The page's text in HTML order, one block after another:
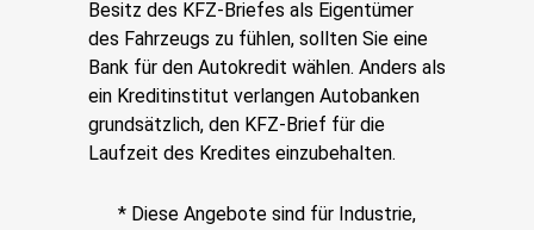
Besitz des KFZ-Briefes als Eigentümer
des Fahrzeugs zu fühlen, sollten Sie eine
Bank für den Autokredit wählen. Anders als
ein Kreditinstitut verlangen Autobanken
grundsätzlich, den KFZ-Brief für die
Laufzeit des Kredites einzubehalten.
* Diese Angebote sind für Industrie,